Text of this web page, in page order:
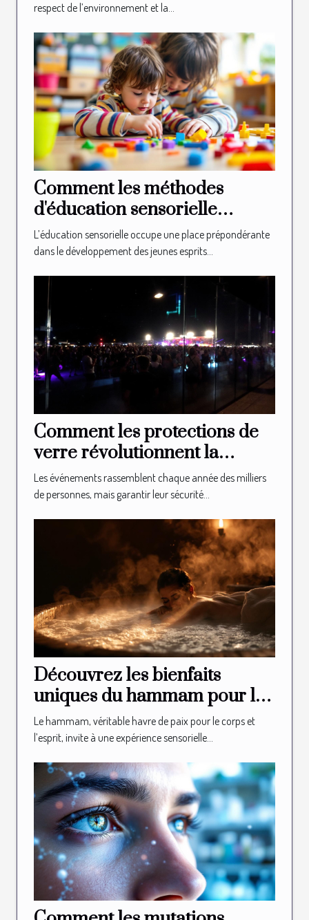
respect de l’environnement et la...
Comment les méthodes
d'éducation sensorielle
façonnent-elles les jeunes
esprits ?
L’éducation sensorielle occupe une place prépondérante
dans le développement des jeunes esprits...
Comment les protections de
verre révolutionnent la
sécurité des événements ?
Les événements rassemblent chaque année des milliers
de personnes, mais garantir leur sécurité...
Découvrez les bienfaits
uniques du hammam pour la
relaxation
Le hammam, véritable havre de paix pour le corps et
l’esprit, invite à une expérience sensorielle...